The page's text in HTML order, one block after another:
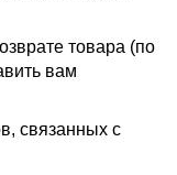
товара (по
вам
связанных с